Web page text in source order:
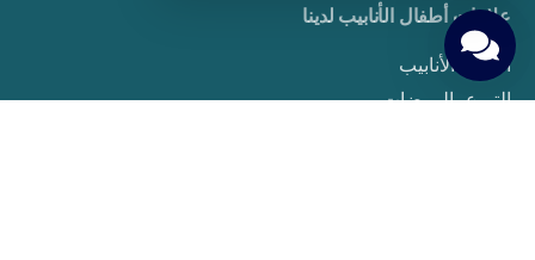
علاجات أطفال الأنابيب لدينا
أطفال الأنابيب
التبرع بالبويضات